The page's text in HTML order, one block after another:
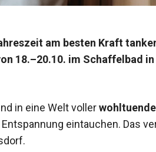
am besten Kraft
18.–20.10. im Schaffelbad
in eine Welt voller
eintauchen. Das